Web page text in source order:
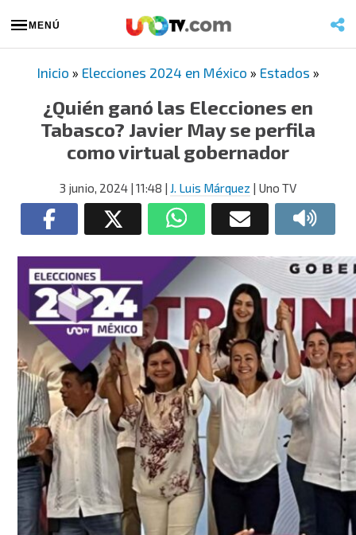
MENÚ
Inicio » Elecciones 2024 en México » Estados »
¿Quién ganó las Elecciones en
Tabasco? Javier May se perfila
como virtual gobernador
3 junio, 2024 | 11:48 | J. Luis Márquez | Uno TV